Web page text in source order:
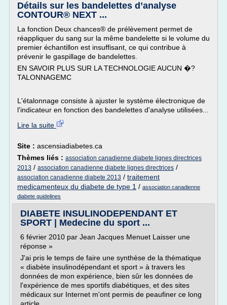
Détails sur les bandelettes d’analyse
CONTOUR® NEXT ...
La fonction Deux chances® de prélèvement permet de
réappliquer du sang sur la même bandelette si le volume du
premier échantillon est insuffisant, ce qui contribue à
prévenir le gaspillage de bandelettes.
EN SAVOIR PLUS SUR LA TECHNOLOGIE AUCUN �?
TALONNAGEMC
L'étalonnage consiste à ajuster le système électronique de
l'indicateur en fonction des bandelettes d'analyse utilisées...
Lire la suite
Site : ascensiadiabetes.ca
Thèmes liés : association canadienne diabete lignes directrices
2013 / association canadienne diabete lignes directrices /
association canadienne diabete 2013 / traitement
medicamenteux du diabete de type 1 / association canadienne
diabete guidelines
DIABETE INSULINODEPENDANT ET
SPORT | Medecine du sport ...
6 février 2010 par Jean Jacques Menuet Laisser une
réponse »
J'ai pris le temps de faire une synthèse de la thématique
« diabète insulinodépendant et sport » à travers les
données de mon expérience, bien sûr les données de
l'expérience de mes sportifs diabétiques, et des sites
médicaux sur Internet m'ont permis de peaufiner ce long